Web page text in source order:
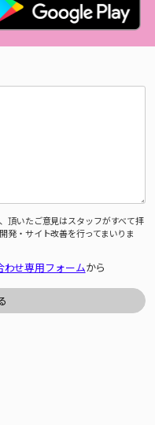
頂いたご意見はスタッフがすべて拝
発・サイト改善を行ってまいりま
わせ専用フォームから